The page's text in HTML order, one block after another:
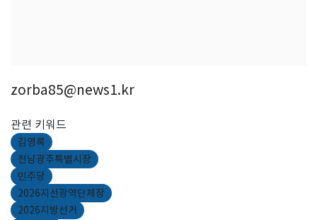
zorba85@news1.kr
관련 키워드
김영록
전남광주특별시장
민주당
2026지선광역단체장
2026지방선거